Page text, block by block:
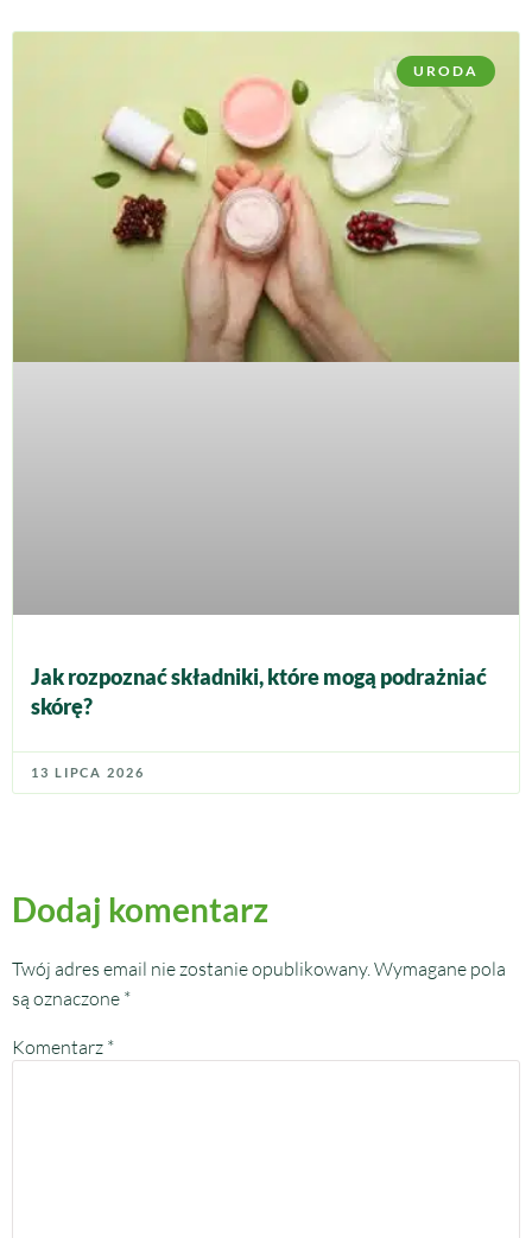
URODA
Jak rozpoznać składniki, które mogą podrażniać
skórę?
13 LIPCA 2026
Dodaj komentarz
Twój adres email nie zostanie opublikowany. Wymagane pola
są oznaczone *
Komentarz *